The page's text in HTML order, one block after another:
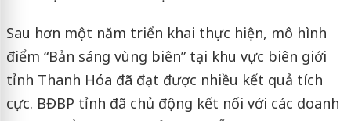
Sau hơn một năm triển khai thực hiện, mô hình
điểm “Bản sáng vùng biên” tại khu vực biên giới
tỉnh Thanh Hóa đã đạt được nhiều kết quả tích
cực. BĐBP tỉnh đã chủ động kết nối với các doanh